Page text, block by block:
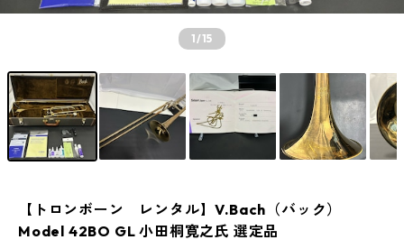
1/15
【トロンボーン レンタル】V.Bach（バック）
Model 42BO GL 小田桐寛之氏 選定品